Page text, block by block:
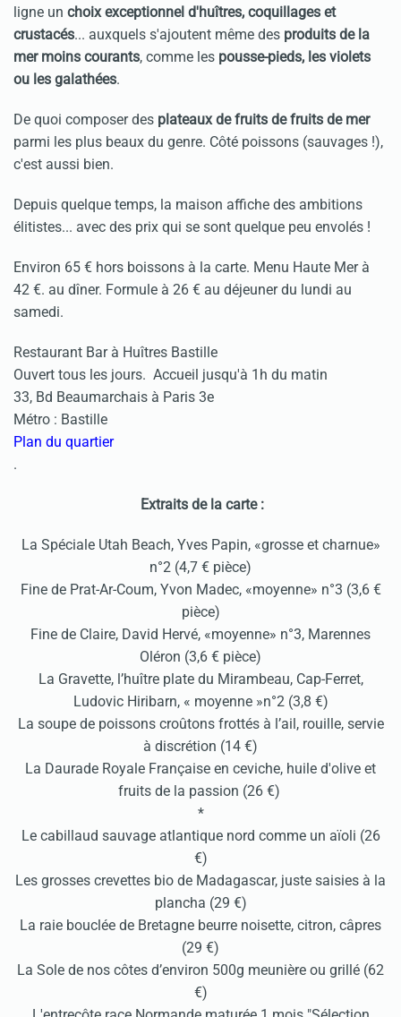
ligne un choix exceptionnel d'huîtres, coquillages et
crustacés... auxquels s'ajoutent même des produits de la
mer moins courants, comme les pousse-pieds, les violets
ou les galathées.
De quoi composer des plateaux de fruits de fruits de mer
parmi les plus beaux du genre. Côté poissons (sauvages !),
c'est aussi bien.
Depuis quelque temps, la maison affiche des ambitions
élitistes... avec des prix qui se sont quelque peu envolés !
Environ 65 € hors boissons à la carte. Menu Haute Mer à
42 €. au dîner. Formule à 26 € au déjeuner du lundi au
samedi.
Restaurant Bar à Huîtres Bastille
Ouvert tous les jours. Accueil jusqu'à 1h du matin
33, Bd Beaumarchais à Paris 3e
Métro : Bastille
Plan du quartier
.
Extraits de la carte :
La Spéciale Utah Beach, Yves Papin, «grosse et charnue»
n°2 (4,7 € pièce)
Fine de Prat-Ar-Coum, Yvon Madec, «moyenne» n°3 (3,6 €
pièce)
Fine de Claire, David Hervé, «moyenne» n°3, Marennes
Oléron (3,6 € pièce)
La Gravette, l’huître plate du Mirambeau, Cap-Ferret,
Ludovic Hiribarn, « moyenne »n°2 (3,8 €)
La soupe de poissons croûtons frottés à l’ail, rouille, servie
à discrétion (14 €)
La Daurade Royale Française en ceviche, huile d'olive et
fruits de la passion (26 €)
*
Le cabillaud sauvage atlantique nord comme un aïoli (26
€)
Les grosses crevettes bio de Madagascar, juste saisies à la
plancha (29 €)
La raie bouclée de Bretagne beurre noisette, citron, câpres
(29 €)
La Sole de nos côtes d’environ 500g meunière ou grillé (62
€)